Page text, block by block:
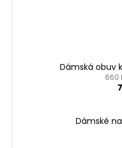
Dámská obuv
660
Dámské